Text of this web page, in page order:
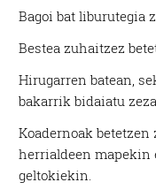
Bagoi bat liburutegia
Bestea zuhaitzez
Hirugarren batean,
bakarrik bidaiatu
Koadernoak
herrialdeen mapekin
geltokiekin.